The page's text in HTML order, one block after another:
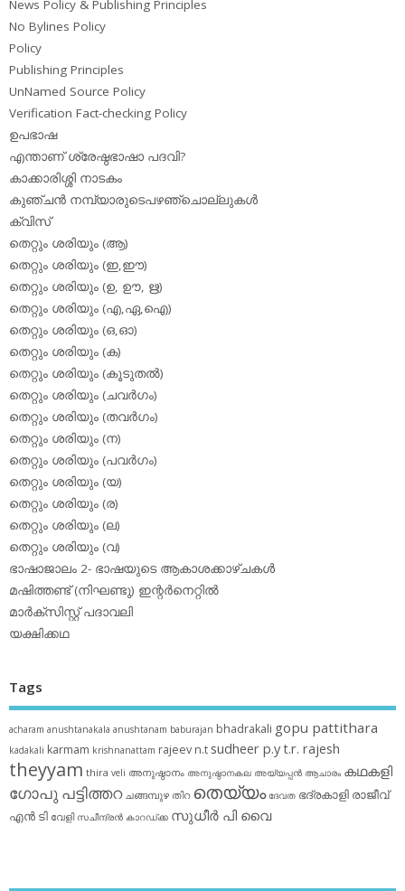
News Policy & Publishing Principles
No Bylines Policy
Policy
Publishing Principles
UnNamed Source Policy
Verification Fact-checking Policy
ഉപഭാഷ
എന്താണ് ശ്രേഷ്ഠഭാഷാ പദവി?
കാക്കാരിശ്ശി നാടകം
കുഞ്ചന്‍ നമ്പ്യാരുടെപഴഞ്ചൊല്ലുകള്‍
ക്വിസ്
തെറ്റും ശരിയും (ആ)
തെറ്റും ശരിയും (ഇ,ഈ)
തെറ്റും ശരിയും (ഉ, ഊ, ഋ)
തെറ്റും ശരിയും (എ,ഏ,ഐ)
തെറ്റും ശരിയും (ഒ,ഓ)
തെറ്റും ശരിയും (ക)
തെറ്റും ശരിയും (കൂടുതല്‍)
തെറ്റും ശരിയും (ചവര്‍ഗം)
തെറ്റും ശരിയും (തവര്‍ഗം)
തെറ്റും ശരിയും (ന)
തെറ്റും ശരിയും (പവര്‍ഗം)
തെറ്റും ശരിയും (യ)
തെറ്റും ശരിയും (ര)
തെറ്റും ശരിയും (ല)
തെറ്റും ശരിയും (വ)
ഭാഷാജാലം 2- ഭാഷയുടെ ആകാശക്കാഴ്ചകള്‍
മഷിത്തണ്ട് (നിഘണ്ടു) ഇന്റര്‍നെറ്റില്‍
മാര്‍ക്‌സിസ്റ്റ് പദാവലി
യക്ഷിക്കഥ
Tags
acharam anushtanakala anushtanam baburajan bhadrakali gopu pattithara
kadakali karmam krishnanattam rajeev n.t sudheer p.yt.r. rajesh
theyyam thira veli അനുഷ്ഠാനം അനുഷ്ഠാനകല അയ്യപ്പന്‍ ആചാരം കഥകളി
ഗോപു പട്ടിത്തറ ചങ്ങമ്പുഴ തിറ തെയ്യം ദേവത ഭദ്രകാളി രാജീവ്
എൻ ടി വേളി സചീന്ദ്രന്‍ കാറഡ്ക്ക സുധീര്‍ പി വൈ